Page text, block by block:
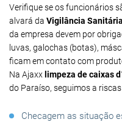
Verifique se os funcionários
alvará da Vigilância Sanitária
da empresa devem por
luvas, galochas (botas),
ficam em contato com
Na Ajaxx limpeza de caixas
do Paraíso, seguimos a
Checagem as situação